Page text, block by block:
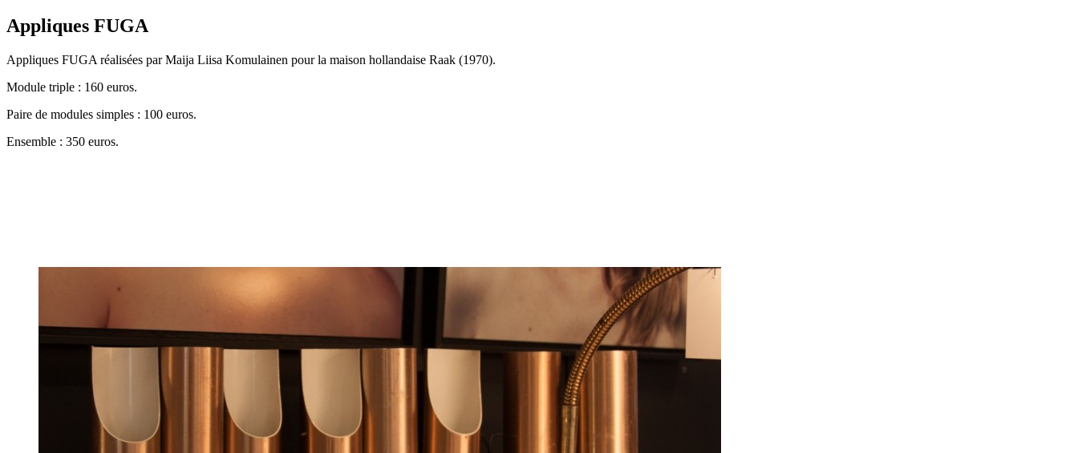
Appliques FUGA
Appliques FUGA réalisées par Maija Liisa Komulainen pour la maison hollandaise Raak (1970).
Module triple : 160 euros.
Paire de modules simples : 100 euros.
Ensemble : 350 euros.